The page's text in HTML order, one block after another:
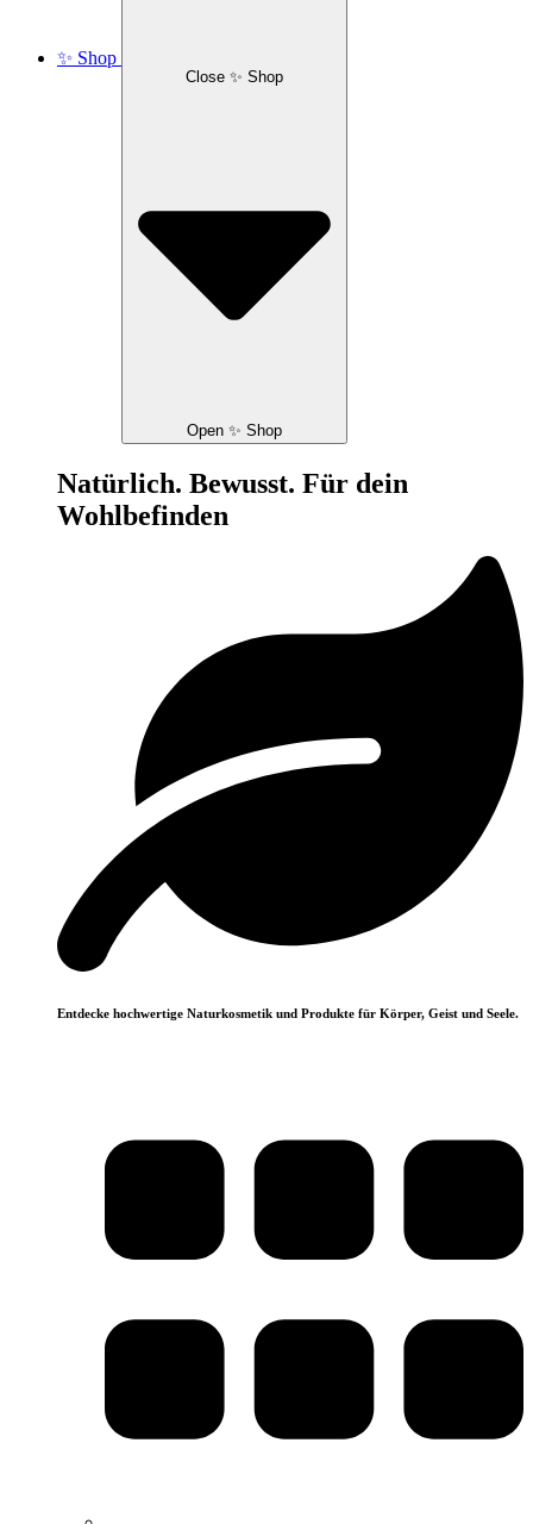
✨ Shop
Close ✨ Shop
Open ✨ Shop
Natürlich. Bewusst. Für dein
Wohlbefinden
Entdecke hochwertige Naturkosmetik und Produkte für Körper, Geist und Seele.